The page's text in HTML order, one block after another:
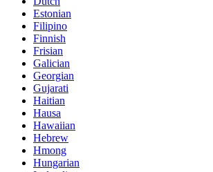
Estonian
Filipino
Finnish
Frisian
Galician
Georgian
Gujarati
Haitian
Hausa
Hawaiian
Hebrew
Hmong
Hungarian